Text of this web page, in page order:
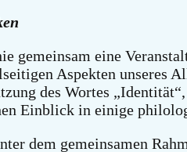
gemeinsam eine
Aspekten unseres
des Wortes
Einblick in einige
dem gemeinsamen